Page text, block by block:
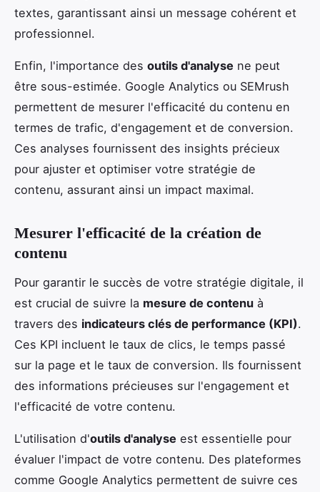
textes, garantissant ainsi un message cohérent et
professionnel.
Enfin, l'importance des outils d'analyse ne peut
être sous-estimée. Google Analytics ou SEMrush
permettent de mesurer l'efficacité du contenu en
termes de trafic, d'engagement et de conversion.
Ces analyses fournissent des insights précieux
pour ajuster et optimiser votre stratégie de
contenu, assurant ainsi un impact maximal.
Mesurer l'efficacité de la création de
contenu
Pour garantir le succès de votre stratégie digitale, il
est crucial de suivre la mesure de contenu à
travers des indicateurs clés de performance (KPI).
Ces KPI incluent le taux de clics, le temps passé
sur la page et le taux de conversion. Ils fournissent
des informations précieuses sur l'engagement et
l'efficacité de votre contenu.
L'utilisation d'outils d'analyse est essentielle pour
évaluer l'impact de votre contenu. Des plateformes
comme Google Analytics permettent de suivre ces